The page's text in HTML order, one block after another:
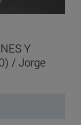
Y
/ Jorge